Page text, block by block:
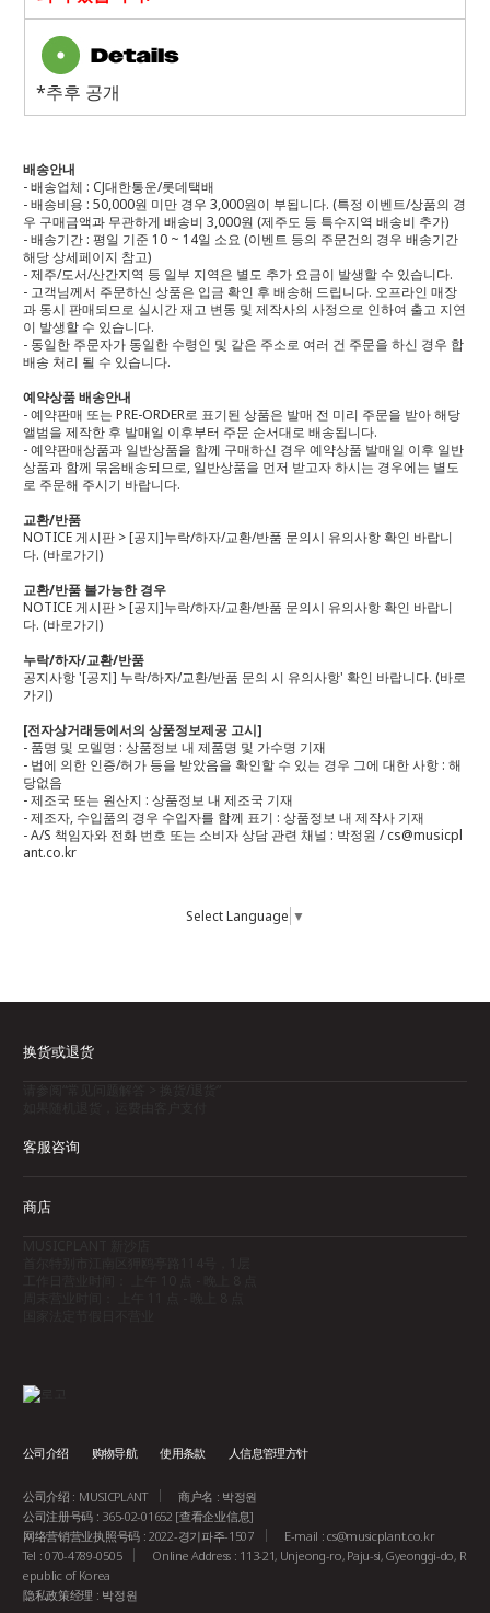
*추후 공개
배송안내
- 배송업체 : CJ대한통운/롯데택배
- 배송비용 : 50,000원 미만 경우 3,000원이 부됩니다. (특정 이벤트/상품의 경
우 구매금액과 무관하게 배송비 3,000원 (제주도 등 특수지역 배송비 추가)
- 배송기간 : 평일 기준 10 ~ 14일 소요 (이벤트 등의 주문건의 경우 배송기간
해당 상세페이지 참고)
- 제주/도서/산간지역 등 일부 지역은 별도 추가 요금이 발생할 수 있습니다.
- 고객님께서 주문하신 상품은 입금 확인 후 배송해 드립니다. 오프라인 매장
과 동시 판매되므로 실시간 재고 변동 및 제작사의 사정으로 인하여 출고 지연
이 발생할 수 있습니다.
- 동일한 주문자가 동일한 수령인 및 같은 주소로 여러 건 주문을 하신 경우 합
배송 처리 될 수 있습니다.
예약상품 배송안내
- 예약판매 또는 PRE-ORDER로 표기된 상품은 발매 전 미리 주문을 받아 해당
앨범을 제작한 후 발매일 이후부터 주문 순서대로 배송됩니다.
- 예약판매상품과 일반상품을 함께 구매하신 경우 예약상품 발매일 이후 일반
상품과 함께 묶음배송되므로, 일반상품을 먼저 받고자 하시는 경우에는 별도
로 주문해 주시기 바랍니다.
교환/반품
NOTICE 게시판 > [공지]누락/하자/교환/반품 문의시 유의사항 확인 바랍니
다. (바로가기)
교환/반품 불가능한 경우
NOTICE 게시판 > [공지]누락/하자/교환/반품 문의시 유의사항 확인 바랍니
다. (바로가기)
누락/하자/교환/반품
공지사항 '[공지] 누락/하자/교환/반품 문의 시 유의사항' 확인 바랍니다. (바로
가기)
[전자상거래등에서의 상품정보제공 고시]
- 품명 및 모델명 : 상품정보 내 제품명 및 가수명 기재
- 법에 의한 인증/허가 등을 받았음을 확인할 수 있는 경우 그에 대한 사항 : 해
당없음
- 제조국 또는 원산지 : 상품정보 내 제조국 기재
- 제조자, 수입품의 경우 수입자를 함께 표기 : 상품정보 내 제작사 기재
- A/S 책임자와 전화 번호 또는 소비자 상담 관련 채널 : 박정원 / cs@musicpl
ant.co.kr
Select Language ▼
换货或退货
客服咨询
商店
公司介绍 购物导航 使用条款 人信息管理方针
公司介绍 : MUSICPLANT
商户名 : 박정원
公司注册号码 : 365-02-01652 [查看企业信息]
网络营销营业执照号码 : 2022-경기파주-1507
E-mail :cs@musicplant.co.kr
Tel : 070-4789-0505
Online Address : 113-21, Unjeong-ro, Paju-si, Gyeonggi-do, R
epublic of Korea
隐私政策经理 : 박정원